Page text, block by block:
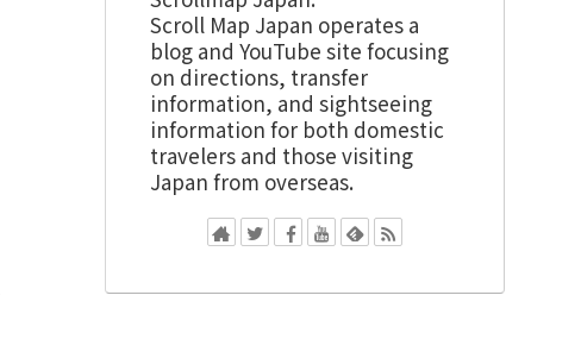
Scroll Map Japan operates a
blog and YouTube site focusing
on directions, transfer
information, and sightseeing
information for both domestic
travelers and those visiting
Japan from overseas.